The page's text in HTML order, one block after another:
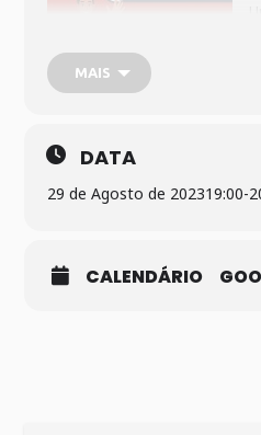
MAIS
DATA
29 de Agosto de 202319:00-
CALENDÁRIO